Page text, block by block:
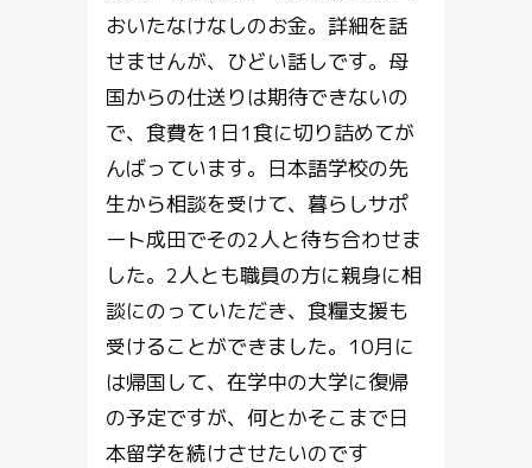
おいたなけなしのお金。詳細を話
せませんが、ひどい話しです。母
国からの仕送りは期待できないの
で、食費を1日1食に切り詰めてが
んばっています。日本語学校の先
生から相談を受けて、暮らしサポ
ート成田でその2人と待ち合わせま
した。2人とも職員の方に親身に相
談にのっていただき、食糧支援も
受けることができました。10月に
は帰国して、在学中の大学に復帰
の予定ですが、何とかそこまで日
本留学を続けさせたいのです